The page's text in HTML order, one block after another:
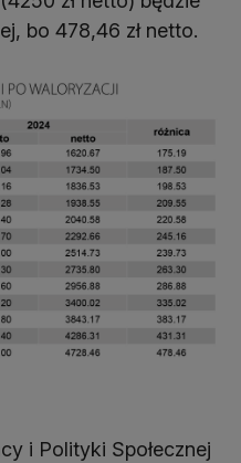
bo 478,46 zł netto.
i Polityki Społecznej